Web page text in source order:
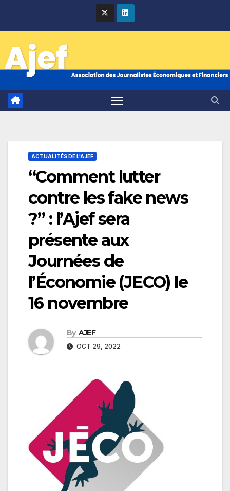
ACTUALITÉS DE L'AJEF
“Comment lutter
contre les fake news
?” : l’Ajef sera
présente aux
Journées de
l’Économie (JECO) le
16 novembre
By AJEF
OCT 29, 2022